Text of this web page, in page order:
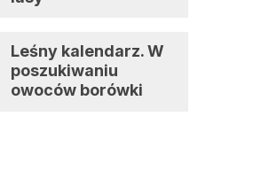
Leśny kalendarz. W
poszukiwaniu
owoców borówki